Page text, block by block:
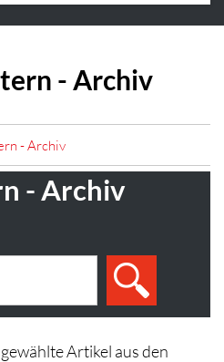
- Archiv
- Archiv
- Archiv
Artikel aus den